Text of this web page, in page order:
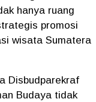
hanya ruang
promosi
wisata Sumatera
Disbudparekraf
Budaya tidak